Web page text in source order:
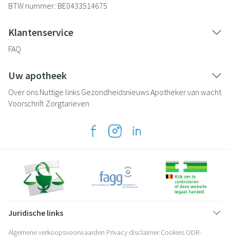
BTW nummer: BE0433514675
Klantenservice
FAQ
Uw apotheek
Over ons Nuttige links GezondheidsnieuwsApotheker van wacht
Voorschrift Zorgtarieven
Juridische links
Algemene verkoopsvoorwaarden Privacy disclaimer Cookies ODR-